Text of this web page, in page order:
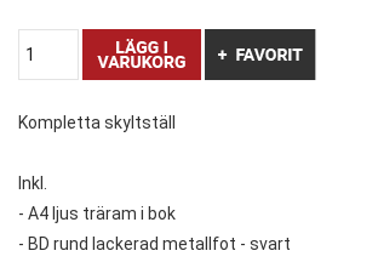
Kompletta skyltställ
Inkl.
- A4 ljus träram i bok
- BD rund lackerad metallfot - svart